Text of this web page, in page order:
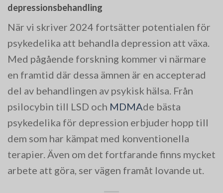
depressionsbehandling
När vi skriver 2024 fortsätter potentialen för
psykedelika att behandla depression att växa.
Med pågående forskning kommer vi närmare
en framtid där dessa ämnen är en accepterad
del av behandlingen av psykisk hälsa. Från
psilocybin till LSD och MDMAde bästa
psykedelika för depression erbjuder hopp till
dem som har kämpat med konventionella
terapier. Även om det fortfarande finns mycket
arbete att göra, ser vägen framåt lovande ut.